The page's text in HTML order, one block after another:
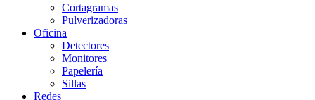
Cortagramas
Pulverizadoras
Oficina
Detectores
Monitores
Papelería
Sillas
Redes